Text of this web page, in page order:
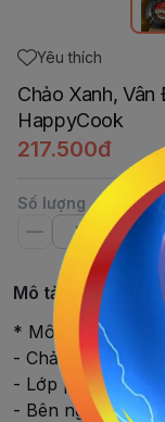
Yêu thích
Chảo Xanh,
HappyCook
217.500đ
Số lượng
Mô tả chi tiết
* Mô tả :
- Chảo hợp kim
- Lớp phủ chống
- Bên ngoài sơn